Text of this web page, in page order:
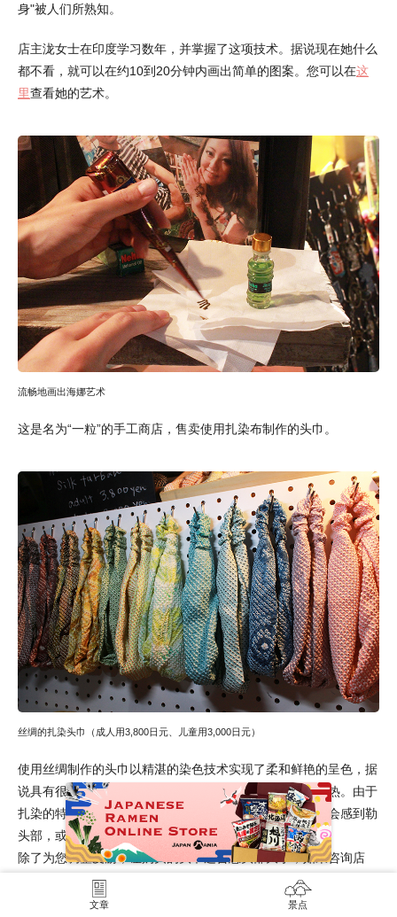
身"被人们所熟知。
店主泷女士在印度学习数年，并掌握了这项技术。据说现在她什么
都不看，就可以在约10到20分钟内画出简单的图案。您可以在这
里查看她的艺术。
流畅地画出海娜艺术
这是名为“一粒”的手工商店，售卖使用扎染布制作的头巾。
丝绸的扎染头巾（成人用3,800日元、儿童用3,000日元）
使用丝绸制作的头巾以精湛的染色技术实现了柔和鲜艳的呈色，据
说具有很好的吸水性和放湿性，即使在夏天也不会感到闷热。由于
扎染的特性，它具有很强的伸缩性，即使长时间戴，也不会感到勒
头部，或是担心头巾会松动。
除了为您调整皮筋，让购买的头巾适合您头部大小，如果咨询店
主，店主会为您选择最适合您的颜色的头巾。
文章 景点